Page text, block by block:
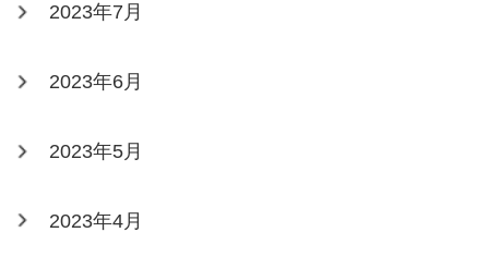
2023年7月
2023年6月
2023年5月
2023年4月